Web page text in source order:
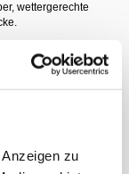
zu
wettergerechte
in Höhe von €